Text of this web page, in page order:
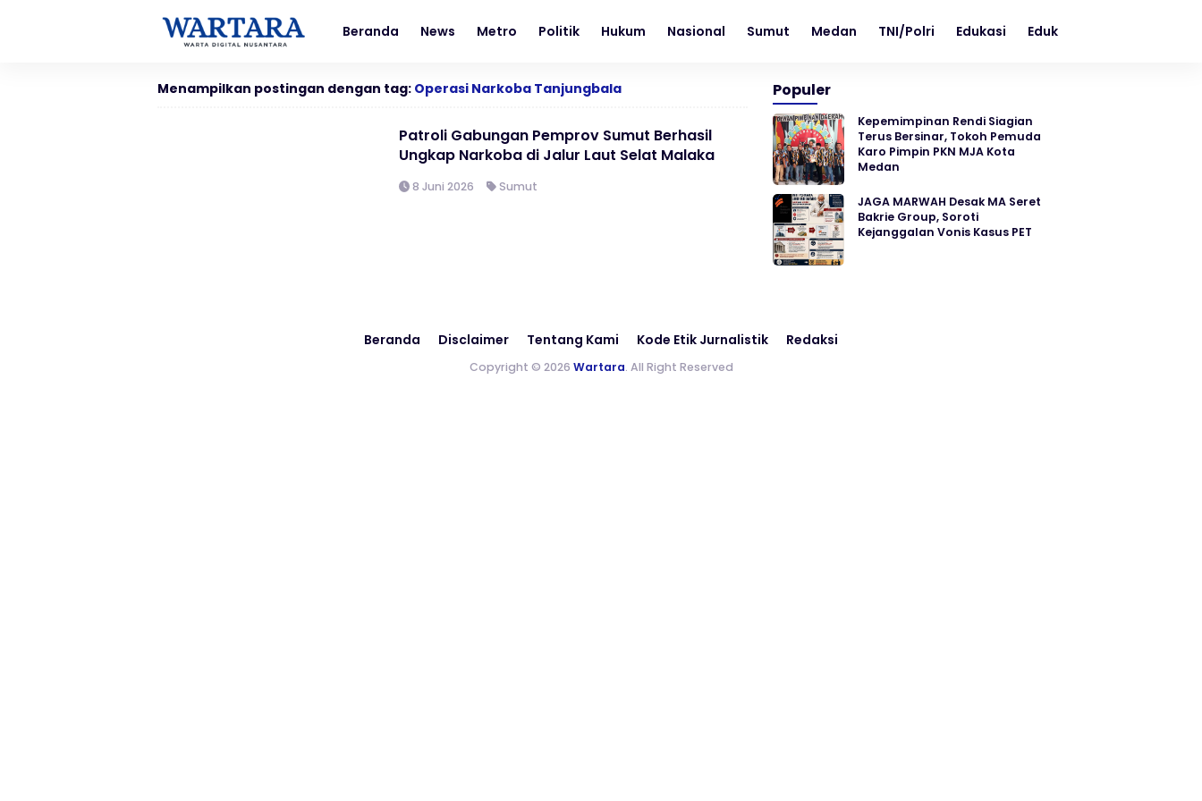
Beranda News Metro Politik Hukum Nasional Sumut Medan TNI/Polri Edukasi Edukasi
Menampilkan postingan dengan tag: Operasi Narkoba Tanjungbala
Patroli Gabungan Pemprov Sumut Berhasil
Ungkap Narkoba di Jalur Laut Selat Malaka
8 Juni 2026 Sumut
Populer
Kepemimpinan Rendi Siagian
Terus Bersinar, Tokoh Pemuda
Karo Pimpin PKN MJA Kota
Medan
JAGA MARWAH Desak MA Seret
Bakrie Group, Soroti
Kejanggalan Vonis Kasus PET
Beranda Disclaimer Tentang Kami Kode Etik Jurnalistik Redaksi
Copyright © 2026 Wartara. All Right Reserved